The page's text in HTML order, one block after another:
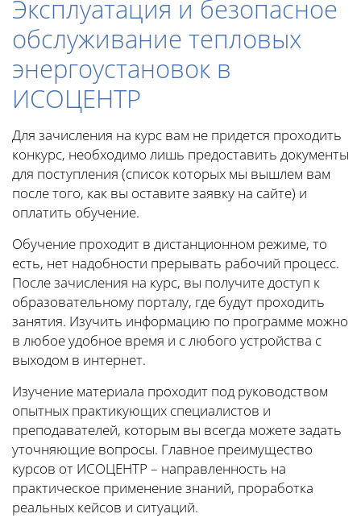
Эксплуатация и безопасное
обслуживание тепловых
энергоустановок в
ИСОЦЕНТР
Для зачисления на курс вам не придется проходить
конкурс, необходимо лишь предоставить документы
для поступления (список которых мы вышлем вам
после того, как вы оставите заявку на сайте) и
оплатить обучение.
Обучение проходит в дистанционном режиме, то
есть, нет надобности прерывать рабочий процесс.
После зачисления на курс, вы получите доступ к
образовательному порталу, где будут проходить
занятия. Изучить информацию по программе можно
в любое удобное время и с любого устройства с
выходом в интернет.
Изучение материала проходит под руководством
опытных практикующих специалистов и
преподавателей, которым вы всегда можете задать
уточняющие вопросы. Главное преимущество
курсов от ИСОЦЕНТР – направленность на
практическое применение знаний, проработка
реальных кейсов и ситуаций.